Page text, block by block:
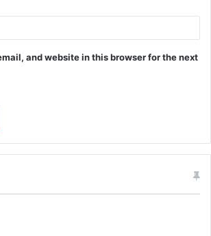
and website in this browser for the next